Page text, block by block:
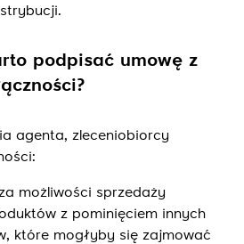
podpisać umowę z
agenta, zleceniobiorcy
możliwości sprzedaży
z pominięciem innych
które mogłyby się zajmować